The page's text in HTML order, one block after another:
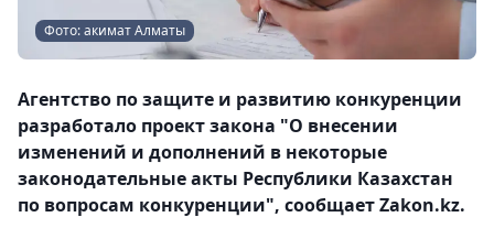
Фото: акимат Алматы
Агентство по защите и развитию конкуренции
разработало проект закона "О внесении
изменений и дополнений в некоторые
законодательные акты Республики Казахстан
по вопросам конкуренции", сообщает Zakon.kz.